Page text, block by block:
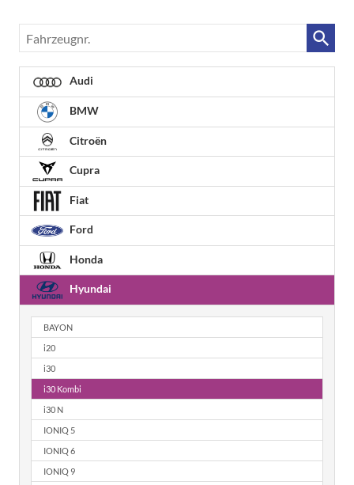
Fahrzeugnr.
Audi
BMW
Citroën
Cupra
Fiat
Ford
Honda
Hyundai
BAYON
i20
i30
i30 Kombi
i30 N
IONIQ 5
IONIQ 6
IONIQ 9